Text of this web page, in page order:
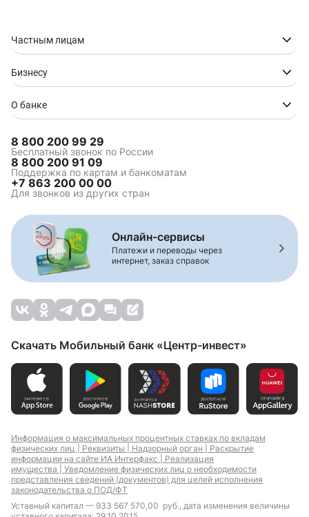
Частным лицам
Бизнесу
О банке
8 800 200 99 29
Бесплатный звонок по России
8 800 200 91 09
Поддержка по картам и банкоматам
+7 863 200 00 00
Для звонков из других стран
Онлайн-сервисы
Платежи и переводы через
интернет, заказ справок
Скачать Мобильный банк «Центр-инвест»
Информация о максимальных процентных ставках по вкладам
физических лиц | Реквизиты | Надзорный орган | Раскрытие
информации на сайте ИА Интерфакс | Реализация
имущества | Уведомление физических лиц о необходимости
представления сведений (документов) для целей исполнения
законодательства о ПОД/ФТ
Уставный капитал — 933 567 570,00 руб., дата изменения величины